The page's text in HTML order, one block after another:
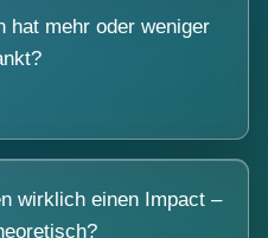
hat mehr oder weniger
wirklich einen Impact –